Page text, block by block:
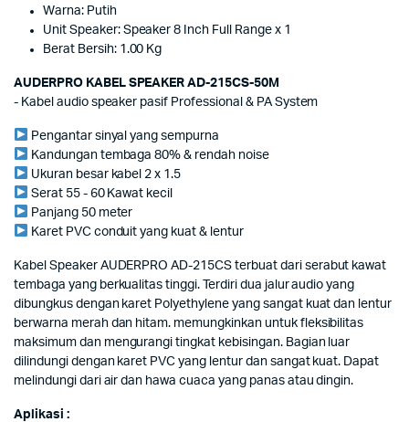
Warna: Putih
Unit Speaker: Speaker 8 Inch Full Range x 1
Berat Bersih: 1.00 Kg
AUDERPRO KABEL SPEAKER AD-215CS-50M
- Kabel audio speaker pasif Professional & PA System
Pengantar sinyal yang sempurna
Kandungan tembaga 80% & rendah noise
Ukuran besar kabel 2 x 1.5
Serat 55 - 60 Kawat kecil
Panjang 50 meter
Karet PVC conduit yang kuat & lentur
Kabel Speaker AUDERPRO AD-215CS terbuat dari serabut kawat
tembaga yang berkualitas tinggi. Terdiri dua jalur audio yang
dibungkus dengan karet Polyethylene yang sangat kuat dan lentur
berwarna merah dan hitam. memungkinkan untuk fleksibilitas
maksimum dan mengurangi tingkat kebisingan. Bagian luar
dilindungi dengan karet PVC yang lentur dan sangat kuat. Dapat
melindungi dari air dan hawa cuaca yang panas atau dingin.
Aplikasi :